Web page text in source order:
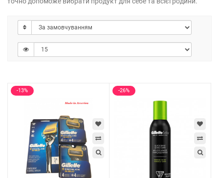
-13% -26%